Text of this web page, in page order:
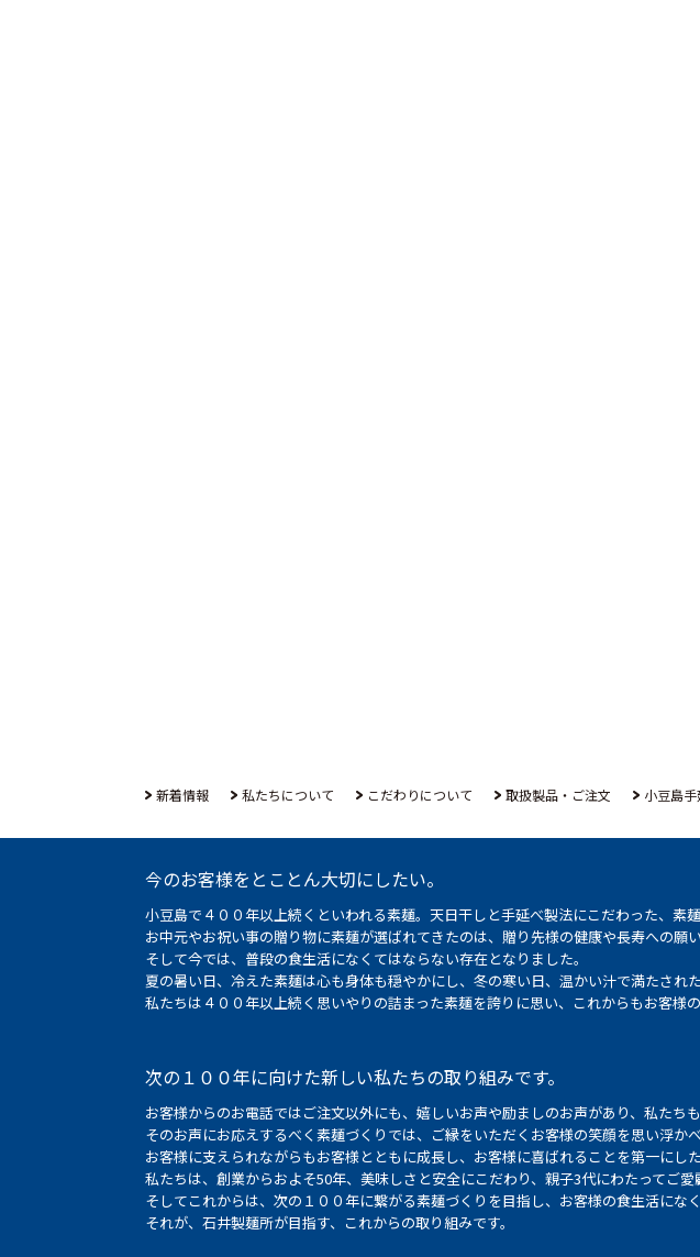
新着情報 私たちについて こだわりについて 取扱製品・ご注文 小豆島
今のお客様をとことん大切にしたい。
小豆島で４００年以上続くといわれる素麺。天日干しと手延べ製法にこだわった、素
お中元やお祝い事の贈り物に素麺が選ばれてきたのは、贈り先様の健康や長寿への願
そして今では、普段の食生活になくてはならない存在となりました。
夏の暑い日、冷えた素麺は心も身体も穏やかにし、冬の寒い日、温かい汁で満たされ
私たちは４００年以上続く思いやりの詰まった素麺を誇りに思い、これからもお客様
次の１００年に向けた新しい私たちの取り組みです。
お客様からのお電話ではご注文以外にも、嬉しいお声や励ましのお声があり、私たち
そのお声にお応えするべく素麺づくりでは、ご縁をいただくお客様の笑顔を思い浮か
お客様に支えられながらもお客様とともに成長し、お客様に喜ばれることを第一にし
私たちは、創業からおよそ50年、美味しさと安全にこだわり、親子3代にわたってご愛
そしてこれからは、次の１００年に繋がる素麺づくりを目指し、お客様の食生活にな
それが、石井製麺所が目指す、これからの取り組みです。